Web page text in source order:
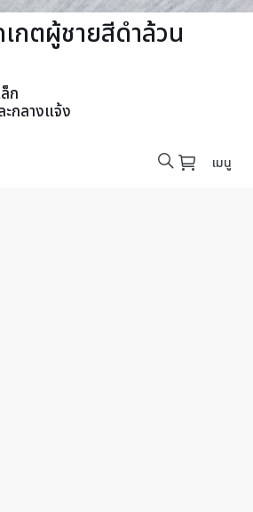
เกตผู้ชายสีดำล้วน
ก
ะกลางแจ้ง
เมนู